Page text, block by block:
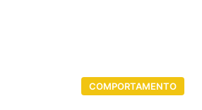
COMPORTAMENTO